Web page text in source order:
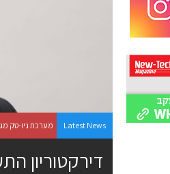
Latest News מערכת ניו-טק
דירקטוריון